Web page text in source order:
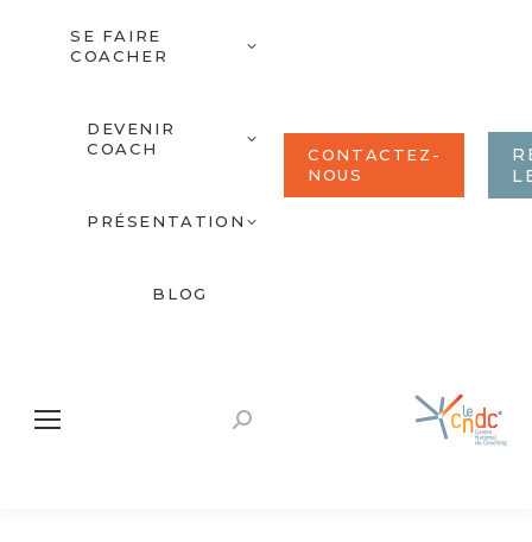
SE FAIRE
COACHER
DEVENIR
COACH
PRÉSENTATION
BLOG
CONTACTEZ-
NOUS
Recherche